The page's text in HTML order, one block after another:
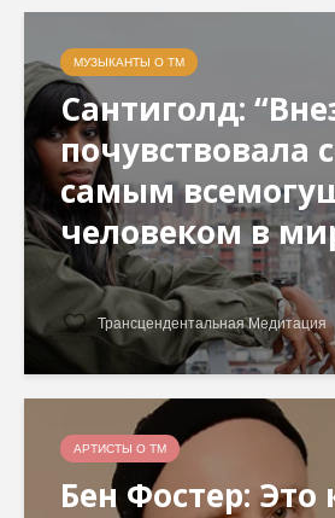
МУЗЫКАНТЫ О ТМ
Сантиголд:
почувствовала
самым
человеком в
Трансцендентальная Медитация
АРТИСТЫ О ТМ
Бен Фостер: Это